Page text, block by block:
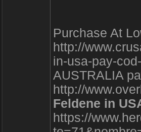
Purchase At
http://
in-usa-pay-
AUSTRALIA
http://
Feldene in
https://